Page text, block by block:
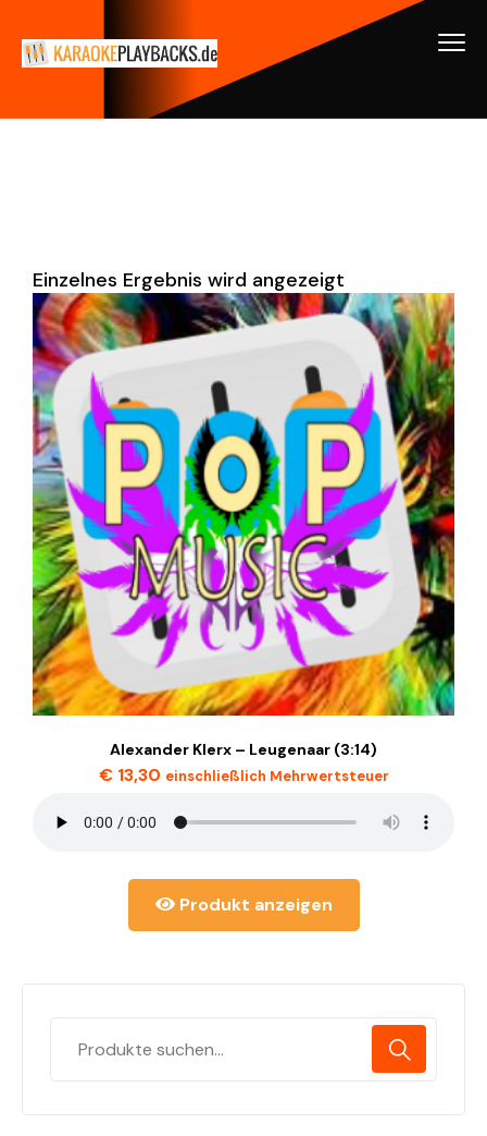
Einzelnes Ergebnis wird angezeigt
Alexander Klerx – Leugenaar (3:14)
€13,30 einschließlich Mehrwertsteuer
Produkt anzeigen